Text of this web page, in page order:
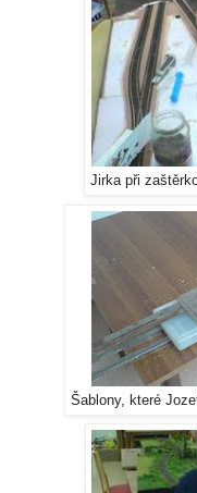
Jirka při
Šablony, které